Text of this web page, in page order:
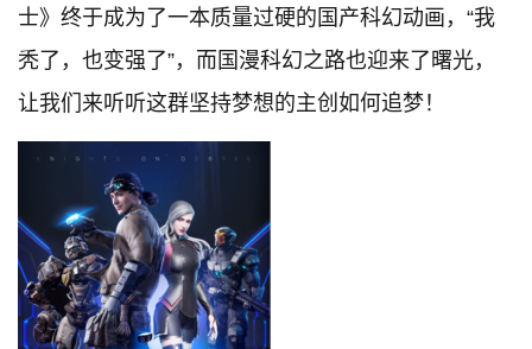
士》终于成为了一本质量过硬的国产科幻动画，“我
秃了，也变强了”，而国漫科幻之路也迎来了曙光，
让我们来听听这群坚持梦想的主创如何追梦！